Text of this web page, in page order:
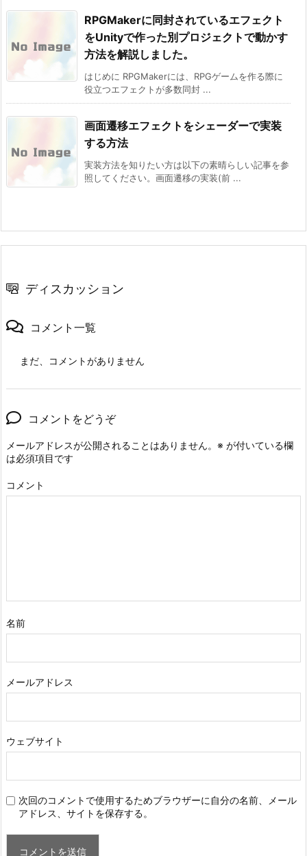
RPGMakerに同封されているエフェクト
をUnityで作った別プロジェクトで動かす
方法を解説しました。
はじめに RPGMakerには、RPGゲームを作る際に
役立つエフェクトが多数同封 ...
画面遷移エフェクトをシェーダーで実装
する方法
実装方法を知りたい方は以下の素晴らしい記事を参
照してください。画面遷移の実装(前 ...
ディスカッション
コメント一覧
まだ、コメントがありません
コメントをどうぞ
メールアドレスが公開されることはありません。 ※ が付いている欄
は必須項目です
コメント
名前
メールアドレス
ウェブサイト
次回のコメントで使用するためブラウザーに自分の名前、メール
アドレス、サイトを保存する。